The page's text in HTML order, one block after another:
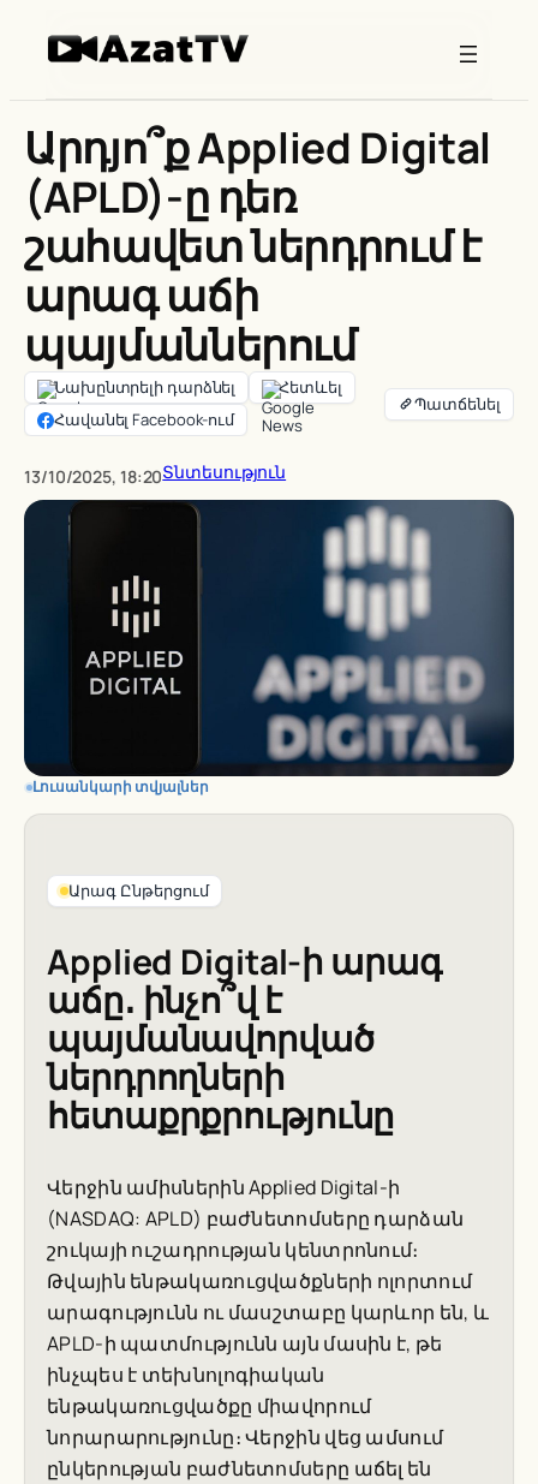
Արդյո՞ք Applied Digital
(APLD)-ը դեռ
շահավետ ներդրում է
արագ աճի
պայմաններում
Նախընտրելի դարձնել
Հետևել
Հավանել Facebook-ում
13/10/2025, 18:20Տնտեսություն
Լուսանկարի տվյալներ
Արագ Ընթերցում
Applied Digital-ի արագ
աճը․ ինչո՞վ է
պայմանավորված
ներդրողների
հետաքրքրությունը
Վերջին ամիսներին Applied Digital-ի
(NASDAQ: APLD) բաժնետոմսերը դարձան
շուկայի ուշադրության կենտրոնում։
Թվային ենթակառուցվածքների ոլորտում
արագությունն ու մասշտաբը կարևոր են, և
APLD-ի պատմությունն այն մասին է, թե
ինչպես է տեխնոլոգիական
ենթակառուցվածքը միավորում
նորարարությունը։ Վերջին վեց ամսում
ընկերության բաժնետոմսերը աճել են